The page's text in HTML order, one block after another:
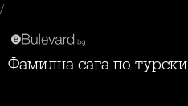
/
Фамилна сага по турски